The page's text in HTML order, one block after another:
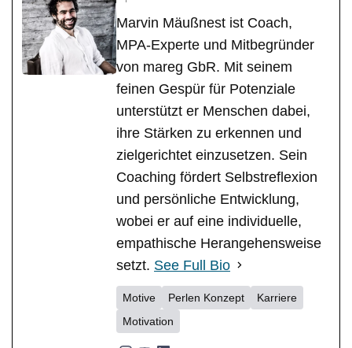
Marvin Mäußnest ist Coach,
MPA-Experte und Mitbegründer
von mareg GbR. Mit seinem
feinen Gespür für Potenziale
unterstützt er Menschen dabei,
ihre Stärken zu erkennen und
zielgerichtet einzusetzen. Sein
Coaching fördert Selbstreflexion
und persönliche Entwicklung,
wobei er auf eine individuelle,
empathische Herangehensweise
setzt. See Full Bio
Motive Perlen Konzept
Karriere
Motivation